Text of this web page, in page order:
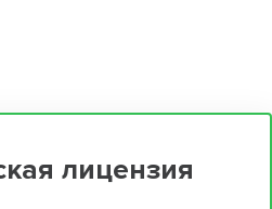
лицензия